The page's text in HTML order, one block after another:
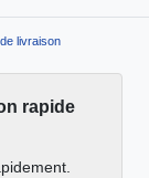
livraison
rapide